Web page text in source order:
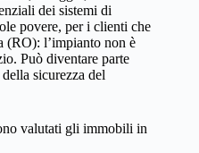
dei sistemi di
povere, per i clienti che
(RO): l’impianto non è
Può diventare parte
sicurezza del
valutati gli immobili in